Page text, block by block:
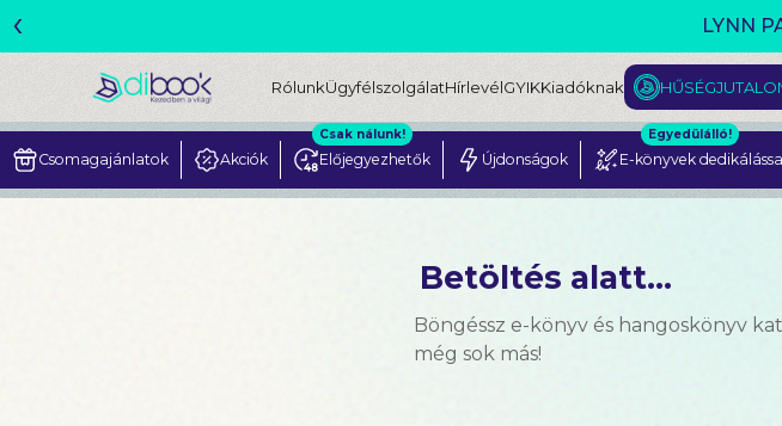
MEGJELENT! L. J. SHEN:
‹
RólunkÜgyfélszolgálatHírlevélGYIKKiadóknak
Csomagajánlatok Akciók Előjegyezhetők
Csak nálunk!
Újdonságok E-könyvek dedikálással
Egyedülálló!
Betöltés alatt...
Böngéssz e-könyv és hangoskönyv
még sok más!